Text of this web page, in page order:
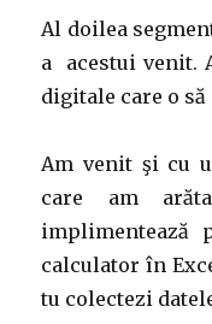
Al doilea
a acestui venit.
digitale care o
Am venit şi cu
care am
implimentează
calculator în
tu colectezi